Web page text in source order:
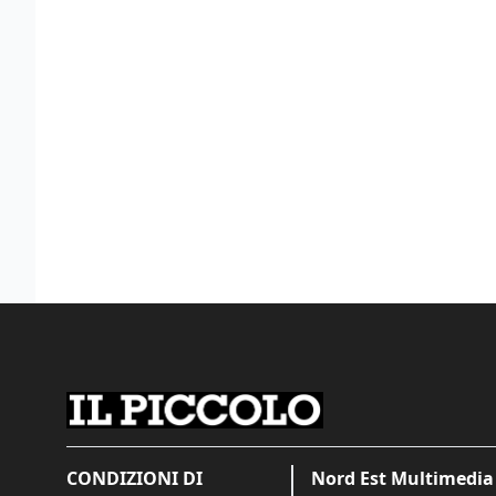
CONDIZIONI DI
Nord Est Multimedia